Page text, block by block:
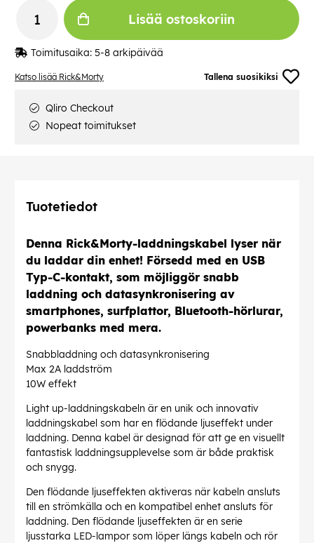
Katso lisää Rick&Morty Tallena suosikiksi
Lisää ostoskoriin
Toimitusaika: 5-8 arkipäivää
Qliro Checkout
Nopeat toimitukset
Tuotetiedot
Denna Rick&Morty-laddningskabel lyser när
du laddar din enhet! Försedd med en USB
Typ-C-kontakt, som möjliggör snabb
laddning och datasynkronisering av
smartphones, surfplattor, Bluetooth-hörlurar,
powerbanks med mera.
Snabbladdning och datasynkronisering
Max 2A laddström
10W effekt
Light up-laddningskabeln är en unik och innovativ
laddningskabel som har en flödande ljuseffekt under
laddning. Denna kabel är designad för att ge en visuellt
fantastisk laddningsupplevelse som är både praktisk
och snygg.
Den flödande ljuseffekten aktiveras när kabeln ansluts
till en strömkälla och en kompatibel enhet ansluts för
laddning. Den flödande ljuseffekten är en serie
ljusstarka LED-lampor som löper längs kabeln och rör